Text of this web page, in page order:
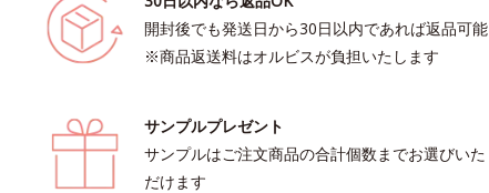
開封後でも発送日から30日以内であれば返品可能
※商品返送料はオルビスが負担いたします
サンプルプレゼント
サンプルはご注文商品の合計個数までお選びいた
だけます